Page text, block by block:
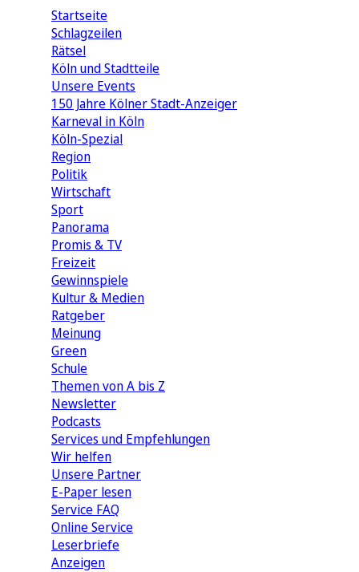
Startseite
Schlagzeilen
Rätsel
Köln und Stadtteile
Unsere Events
150 Jahre Kölner Stadt-Anzeiger
Karneval in Köln
Köln-Spezial
Region
Politik
Wirtschaft
Sport
Panorama
Promis & TV
Freizeit
Gewinnspiele
Kultur & Medien
Ratgeber
Meinung
Green
Schule
Themen von A bis Z
Newsletter
Podcasts
Services und Empfehlungen
Wir helfen
Unsere Partner
E-Paper lesen
Service FAQ
Online Service
Leserbriefe
Anzeigen